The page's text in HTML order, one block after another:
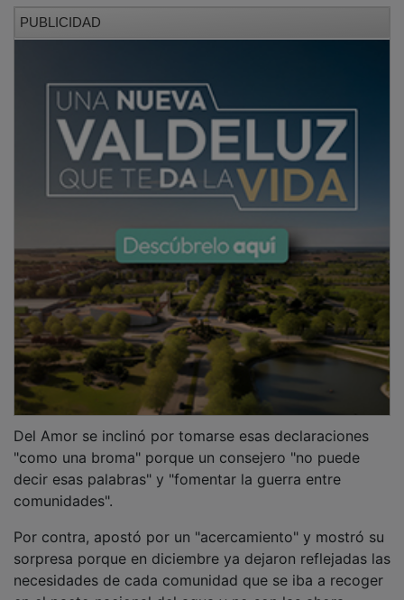
"como una broma" porque un consejero "no puede
decir esas palabras" y "fomentar la guerra entre
comunidades".
sorpresa porque en diciembre ya dejaron reflejadas las
necesidades de cada comunidad que se iba a recoger
en el pacto nacional del agua y no son las ahora